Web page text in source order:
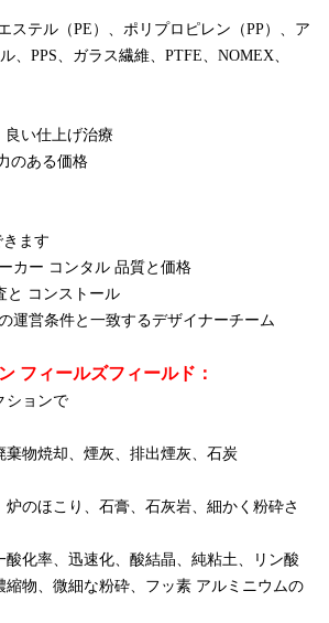
ステル（PE）、ポリプロピレン（PP）、ア
、PPS、ガラス繊維、PTFE、NOMEX、
良い仕上げ治療
のある価格
きます
カー コンタル 品質と価格
と コンストール
運営条件と一致するデザイナーチーム
フィールズフィールド：
ションで
棄物焼却、煙灰、排出煙灰、石炭
炉のほこり、石膏、石灰岩、細かく粉砕さ
酸化率、迅速化、酸結晶、純粘土、リン酸
縮物、微細な粉砕、フッ素 アルミニウムの